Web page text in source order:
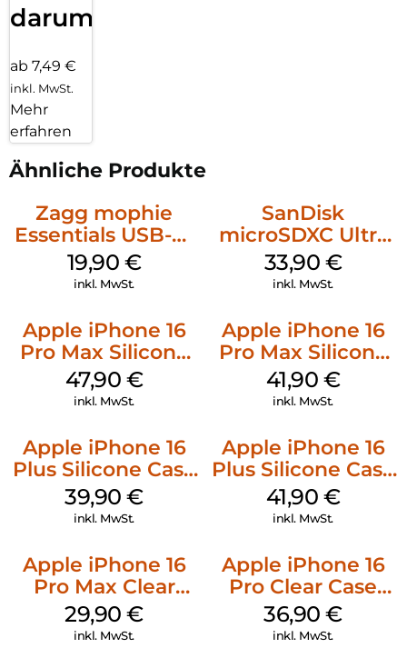
darum!
ab 7,49 €
inkl. MwSt.
Mehr
erfahren
Ähnliche Produkte
Zagg mophie
Essentials USB-C-
20W Charger PD
Weiß
19,90 €
inkl. MwSt.
SanDisk
microSDXC Ultra
128 GB + Adapter
Mobile
33,90 €
inkl. MwSt.
Apple iPhone 16
Pro Max Silicone
Case MagSafe
Black
47,90 €
inkl. MwSt.
Apple iPhone 16
Pro Max Silicone
Case MagSafe
Ultramarine
41,90 €
inkl. MwSt.
Apple iPhone 16
Plus Silicone Case
MagSafe Plum
39,90€
inkl. MwSt.
Apple iPhone 16
Plus Silicone Case
MagSafe Stone
Gray
41,90 €
inkl. MwSt.
Apple iPhone 16
Pro Max Clear
Case MagSafe
Transparent
29,90€
inkl. MwSt.
Apple iPhone 16
Pro Clear Case
MagSafe
Transparent
36,90€
inkl. MwSt.